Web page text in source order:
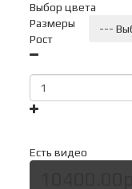
Выбор цвета
Размеры
---
Рост
Есть видео